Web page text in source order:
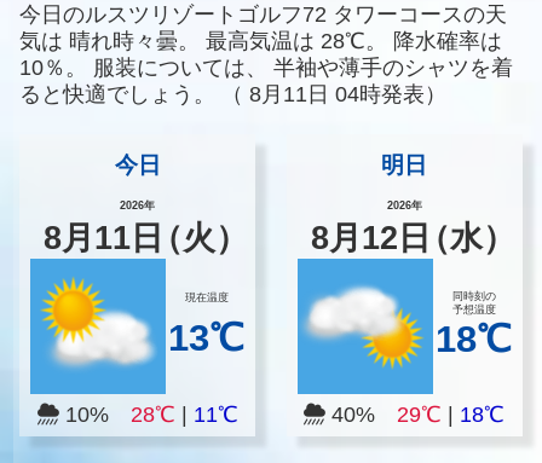
今日のルスツリゾートゴルフ72 タワーコースの天
気は 晴れ時々曇。 最高気温は 28℃。
降水確率は
10％。
服装については、
半袖や薄手のシャツを着
ると快適でしょう。
（ 8月11日 04時発表）
今日
2026年
8月 11日（火）
現在温度
13℃
10% 28℃ 11℃
明日
2026年
8月 12 日（水）
同時刻の
予想温度
18℃
40%29℃ 18℃